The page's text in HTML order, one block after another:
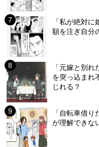
「私が絶対
額を注ぎ自分
「元嫁と別
を突っ込まれ
じれる？
「自転車借
が理解できな